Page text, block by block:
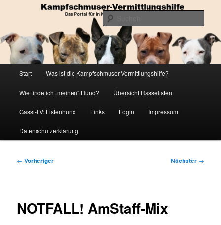
springenKampfschmuser-Vermittlungshilfe
Die Datenbank für in Not geratene Listenhunde
Start Was ist die Kampfschmuser-Vermittlungshilfe?
Wie finde ich „meinen“ Hund? Übersicht Rasselisten
Gassi-TV: Listenhund Links Login Impressum
Datenschutzerklärung
Beitragsnavigation
← Vorheriger Nächster →
NOTFALL! AmStaff-Mix